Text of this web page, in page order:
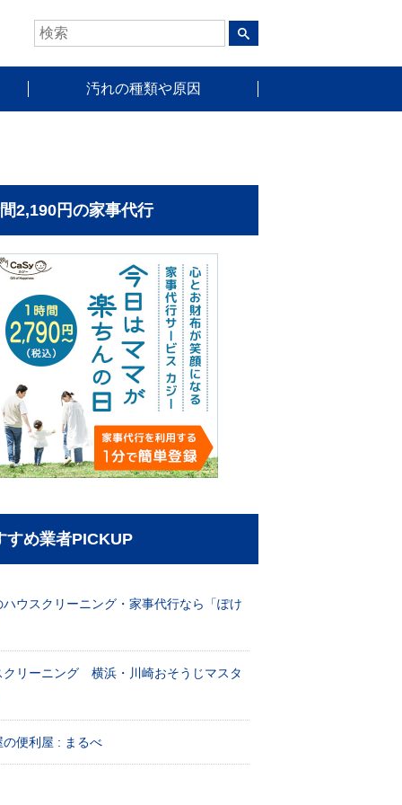
汚れの種類や原因
2,190円の家事代行
すめ業者PICKUP
ハウスクリーニング・家事代行なら「ぽけ
クリーニング 横浜・川崎おそうじマスタ
の便利屋 : まるべ